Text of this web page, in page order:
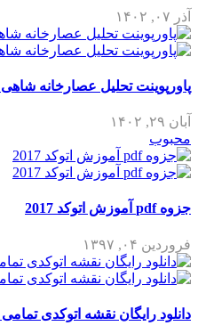
آذر ۰۷, ۱۴۰۲
پاورپوینت تحلیل عصارخانه شاهی
آبان ۲۹, ۱۴۰۲
محبوب
جزوه pdf آموزش اتوکد 2017
فروردین ۰۴, ۱۳۹۷
دانلود رایگان نقشه اتوکدی